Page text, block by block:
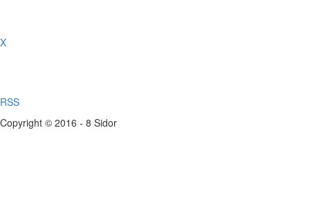
X
RSS
Copyright © 2016 - 8 Sidor